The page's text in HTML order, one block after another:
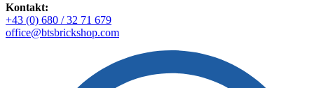
Kontakt:
+43 (0) 680 / 32 71 679
office@btsbrickshop.com